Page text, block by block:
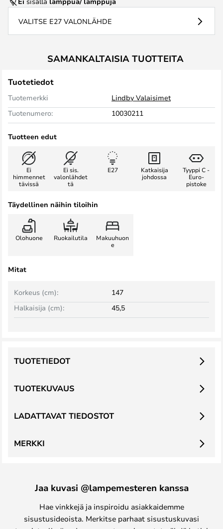
VALITSE E27 VALONLÄHDE
SAMANKALTAISIA TUOTTEITA
Tuotetiedot
Tuotemerkki
Lindby Valaisimet
Tuotenumero:
10030211
Tuotteen edut
Ei
himmennet
tävissä
Ei sis.
valonlähdet
tä
E27
Katkaisija
johdossa
Tyyppi C -
Euro-
pistoke
Täydellinen näihin tiloihin
Olohuone Ruokailutila
Makuuhuon
e
Mitat
Korkeus (cm):
147
Halkaisija (cm):
45,5
TUOTEKUVAUS
TUOTETIEDOT
LADATTAVAT TIEDOSTOT
MERKKI
Jaa kuvasi @lampemesteren kanssa
Hae vinkkejä ja inspiroidu asiakkaidemme
sisustusideoista. Merkitse parhaat sisustuskuvasi